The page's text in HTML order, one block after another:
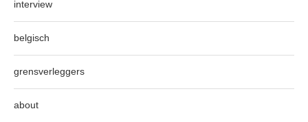
interview
belgisch
grensverleggers
about